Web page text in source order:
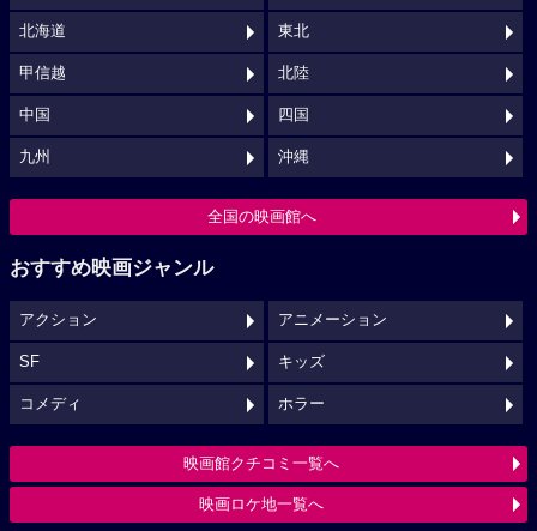
北海道 東北
甲信越 北陸
中国 四国
九州 沖縄
全国の映画館へ
おすすめ映画ジャンル
アクション アニメーション
SF キッズ
コメディ ホラー
映画館クチコミ一覧へ
映画ロケ地一覧へ